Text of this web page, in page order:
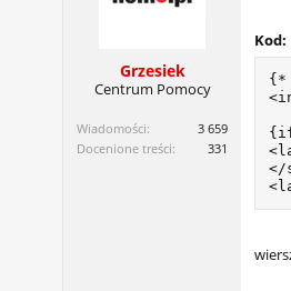
Grzesiek
Centrum Pomocy
Wiadomości:
3 659
Docenione treści:
331
Kod:
{*
{if
</